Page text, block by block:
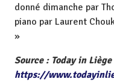
donné dimanche par
piano par Laurent
»
Source : Today in Liège
https://